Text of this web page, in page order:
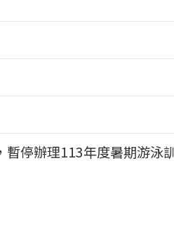
停辦理113年度暑期游泳